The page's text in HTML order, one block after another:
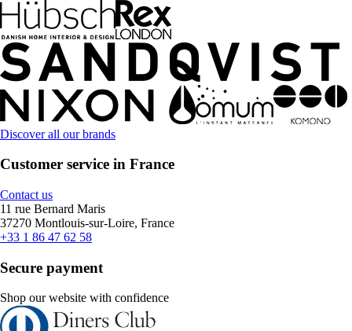
Discover all our brands
Customer service in France
Contact us
11 rue Bernard Maris
37270 Montlouis-sur-Loire, France
+33 1 86 47 62 58
Secure payment
Shop our website with confidence